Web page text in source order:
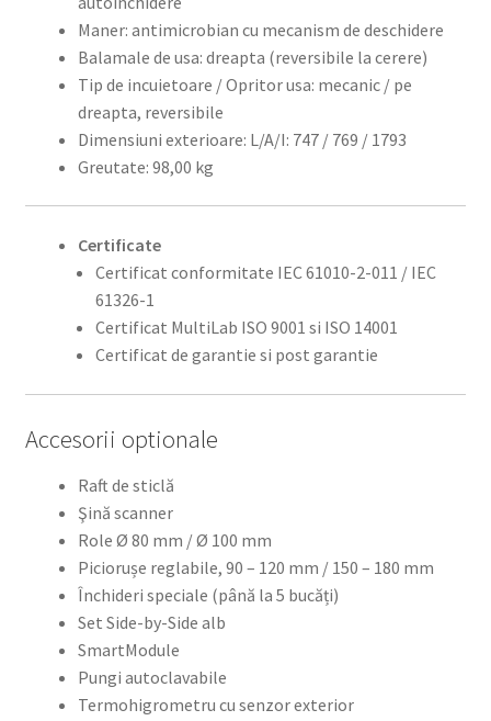
Maner: antimicrobian cu mecanism de deschidere
Balamale de usa: dreapta (reversibile la cerere)
Tip de incuietoare / Opritor usa: mecanic / pe
dreapta, reversibile
Dimensiuni exterioare: L/A/I: 747 / 769 / 1793
Greutate: 98,00 kg
Certificate
Certificat conformitate IEC 61010-2-011 / IEC
61326-1
Certificat MultiLab ISO 9001 si ISO 14001
Certificat de garantie si post garantie
Accesorii optionale
Raft de sticlă
Şină scanner
Role Ø 80 mm / Ø 100 mm
Piciorușe reglabile, 90 – 120 mm / 150 – 180 mm
Închideri speciale (până la 5 bucăți)
Set Side-by-Side alb
SmartModule
Pungi autoclavabile
Termohigrometru cu senzor exterior